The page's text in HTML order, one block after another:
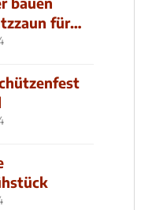
für
Wald